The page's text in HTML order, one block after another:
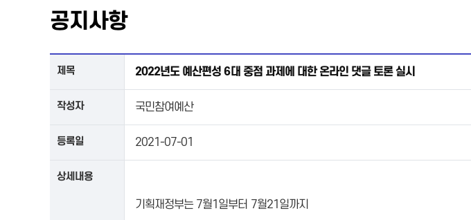
공지사항
제목 2022년도 예산편성 6대 중점 과제에 대한 온라인 댓글 토론 실시
작성자 국민참여예산
등록일 2021-07-01
상세내용
기획재정부는 7월1일부터 7월21일까지